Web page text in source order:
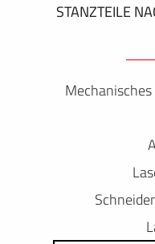
STANZTEILE